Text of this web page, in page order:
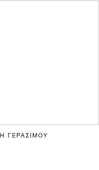
ΓΕΡΑΣΙΜΟΥ